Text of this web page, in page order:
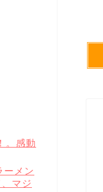
。感動
ーメン
マジ